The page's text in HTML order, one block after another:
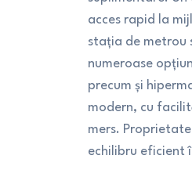
acces rapid la
stația de metrou
numeroase
precum și
modern, cu
mers.
echilibru eficient